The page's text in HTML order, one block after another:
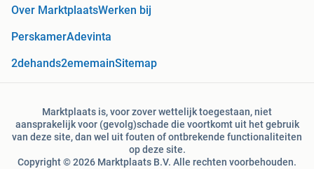
Over MarktplaatsWerken bij
PerskamerAdevinta
2dehands2ememainSitemap
Marktplaats is, voor zover wettelijk toegestaan, niet
aansprakelijk voor (gevolg)schade die voortkomt uit het gebruik
van deze site, dan wel uit fouten of ontbrekende functionaliteiten
op deze site.
Copyright © 2026 Marktplaats B.V. Alle rechten voorbehouden.